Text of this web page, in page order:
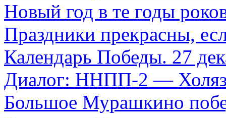
Новый год в те годы
Праздники прекрасны,
Календарь Победы. 27
Диалог: ННПП-2 —
Большое Мурашкино